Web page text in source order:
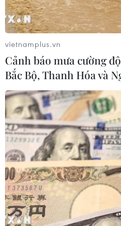
Nếu không được hỗ trợ
điện ảnh Việt có thể bị khán
lưng
29/06/2026 12:00
Tác phẩm về "Vua nhạc
lục doanh thu trong dòng
sử
29/06/2026 06:19
Dàn sao quốc tế hội tụ, dự
Liên hoan phim Châu Á Đà
thứ 4
28/06/2026 15:06
vietnamplus.vn
Cảnh báo mưa cường
Bắc Bộ, Thanh Hóa và